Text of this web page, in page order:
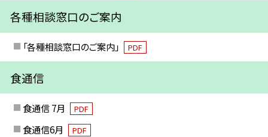
各種相談窓口のご案内
「各種相談窓口のご案内」 PDF
食通信
食通信 7月 PDF
食通信6月 PDF